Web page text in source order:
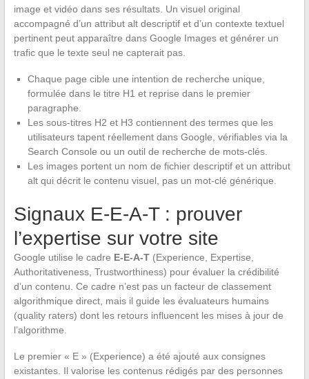
image et vidéo dans ses résultats. Un visuel original
accompagné d’un attribut alt descriptif et d’un contexte textuel
pertinent peut apparaître dans Google Images et générer un
trafic que le texte seul ne capterait pas.
Chaque page cible une intention de recherche unique,
formulée dans le titre H1 et reprise dans le premier
paragraphe.
Les sous-titres H2 et H3 contiennent des termes que les
utilisateurs tapent réellement dans Google, vérifiables via la
Search Console ou un outil de recherche de mots-clés.
Les images portent un nom de fichier descriptif et un attribut
alt qui décrit le contenu visuel, pas un mot-clé générique.
Signaux E-E-A-T : prouver
l’expertise sur votre site
Google utilise le cadre E-E-A-T(Experience, Expertise,
Authoritativeness, Trustworthiness) pour évaluer la crédibilité
d’un contenu. Ce cadre n’est pas un facteur de classement
algorithmique direct, mais il guide les évaluateurs humains
(quality raters) dont les retours influencent les mises à jour de
l’algorithme.
Le premier « E » (Experience) a été ajouté aux consignes
existantes. Il valorise les contenus rédigés par des personnes